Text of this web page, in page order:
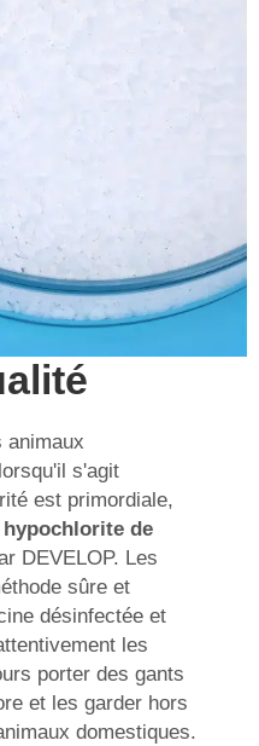
animaux
s'agit
est primordiale,
hypochlorite de
DEVELOP. Les
sûre et
désinfectée et
les
porter des gants
et les garder hors
domestiques.